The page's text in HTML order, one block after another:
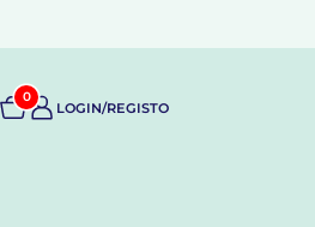
0
LOGIN/REGISTO